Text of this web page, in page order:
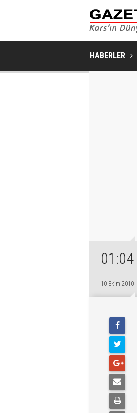
HABERLER
01:04
10 Ekim 2010